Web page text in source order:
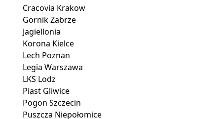
Cracovia Krakow
Gornik Zabrze
Jagiellonia
Korona Kielce
Lech Poznan
Legia Warszawa
LKS Lodz
Piast Gliwice
Pogon Szczecin
Puszcza Niepołomice